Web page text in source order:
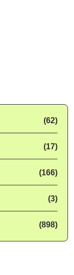
(62)
(17)
(166)
(3)
(898)